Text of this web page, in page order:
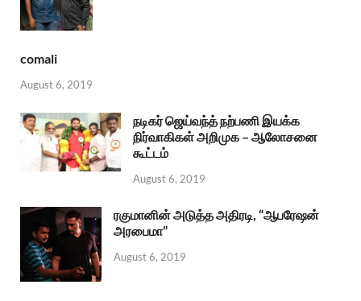
comali
August 6, 2019
நடிகர் ஜெய்வந்த் நற்பணி இயக்க
நிர்வாகிகள் அறிமுக – ஆலோசனை
கூட்டம்
August 6, 2019
ரகுமானின் அடுத்த அதிரடி, “ஆபரேஷன்
அரபைமா”
August 6, 2019